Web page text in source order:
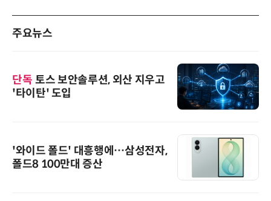
주요뉴스
단독 토스 보안솔루션, 외산 지우고
'타이탄' 도입
'와이드 폴드' 대흥행에…삼성전자,
폴드8 100만대 증산